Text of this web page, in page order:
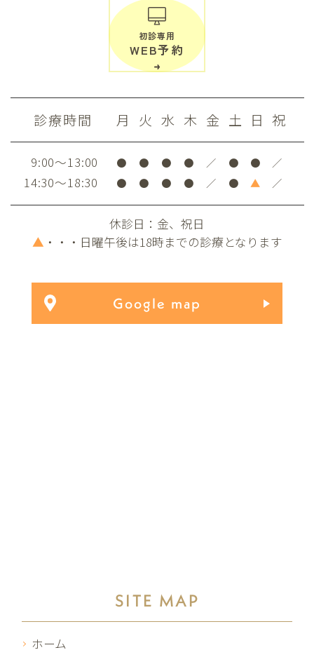
初診専用
WEB予約
診療時間 月 火 水 木 金 土 日 祝
9:00～13:00 ● ● ● ● ／ ● ● ／
14:30～18:30 ● ● ● ● ／ ● ▲ ／
休診日：金、祝日
▲ ・・・日曜午後は18時までの診療となります
Google map
SITE MAP
ホーム